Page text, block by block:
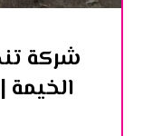
شركة
الخيمة |0545307678| تعقيم